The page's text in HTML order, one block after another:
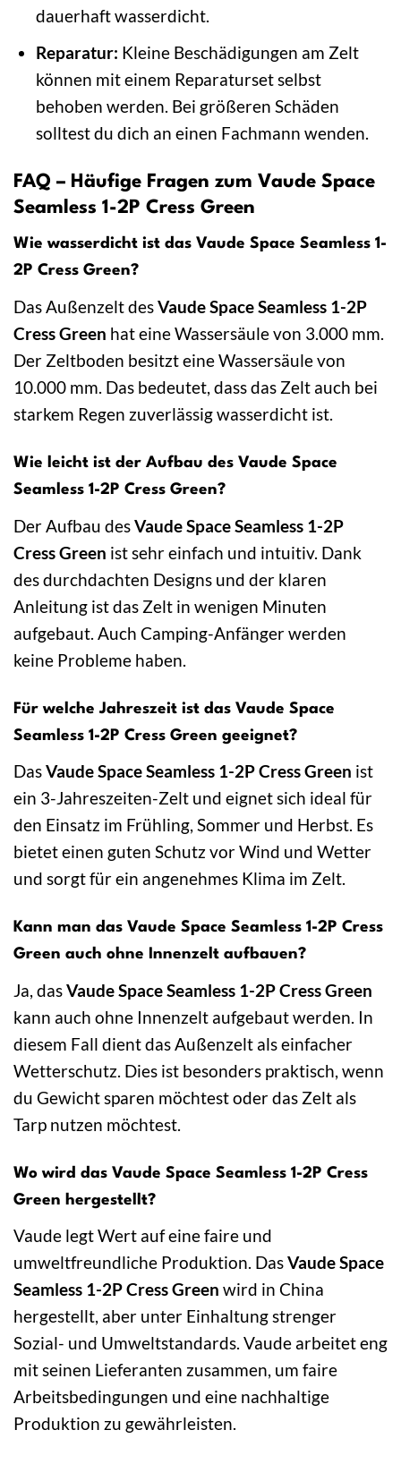
dauerhaft wasserdicht.
Reparatur: Kleine Beschädigungen am Zelt
können mit einem Reparaturset selbst
behoben werden. Bei größeren Schäden
solltest du dich an einen Fachmann wenden.
FAQ – Häufige Fragen zum Vaude Space
Seamless 1-2P Cress Green
Wie wasserdicht ist das Vaude Space Seamless 1-
2P Cress Green?
Das Außenzelt desVaude Space Seamless 1-2P
Cress Green hat eine Wassersäule von 3.000 mm.
Der Zeltboden besitzt eine Wassersäule von
10.000 mm. Das bedeutet, dass das Zelt auch bei
starkem Regen zuverlässig wasserdicht ist.
Wie leicht ist der Aufbau des Vaude Space
Seamless 1-2P Cress Green?
Der Aufbau desVaude Space Seamless 1-2P
Cress Green ist sehr einfach und intuitiv. Dank
des durchdachten Designs und der klaren
Anleitung ist das Zelt in wenigen Minuten
aufgebaut. Auch Camping-Anfänger werden
keine Probleme haben.
Für welche Jahreszeit ist das Vaude Space
Seamless 1-2P Cress Green geeignet?
DasVaude Space Seamless 1-2P Cress Green ist
ein 3-Jahreszeiten-Zelt und eignet sich ideal für
den Einsatz im Frühling, Sommer und Herbst. Es
bietet einen guten Schutz vor Wind und Wetter
und sorgt für ein angenehmes Klima im Zelt.
Kann man das Vaude Space Seamless 1-2P Cress
Green auch ohne Innenzelt aufbauen?
Ja, dasVaude Space Seamless 1-2P Cress Green
kann auch ohne Innenzelt aufgebaut werden. In
diesem Fall dient das Außenzelt als einfacher
Wetterschutz. Dies ist besonders praktisch, wenn
du Gewicht sparen möchtest oder das Zelt als
Tarp nutzen möchtest.
Wo wird das Vaude Space Seamless 1-2P Cress
Green hergestellt?
Vaude legt Wert auf eine faire und
umweltfreundliche Produktion. DasVaude Space
Seamless 1-2P Cress Green wird in China
hergestellt, aber unter Einhaltung strenger
Sozial- und Umweltstandards. Vaude arbeitet eng
mit seinen Lieferanten zusammen, um faire
Arbeitsbedingungen und eine nachhaltige
Produktion zu gewährleisten.